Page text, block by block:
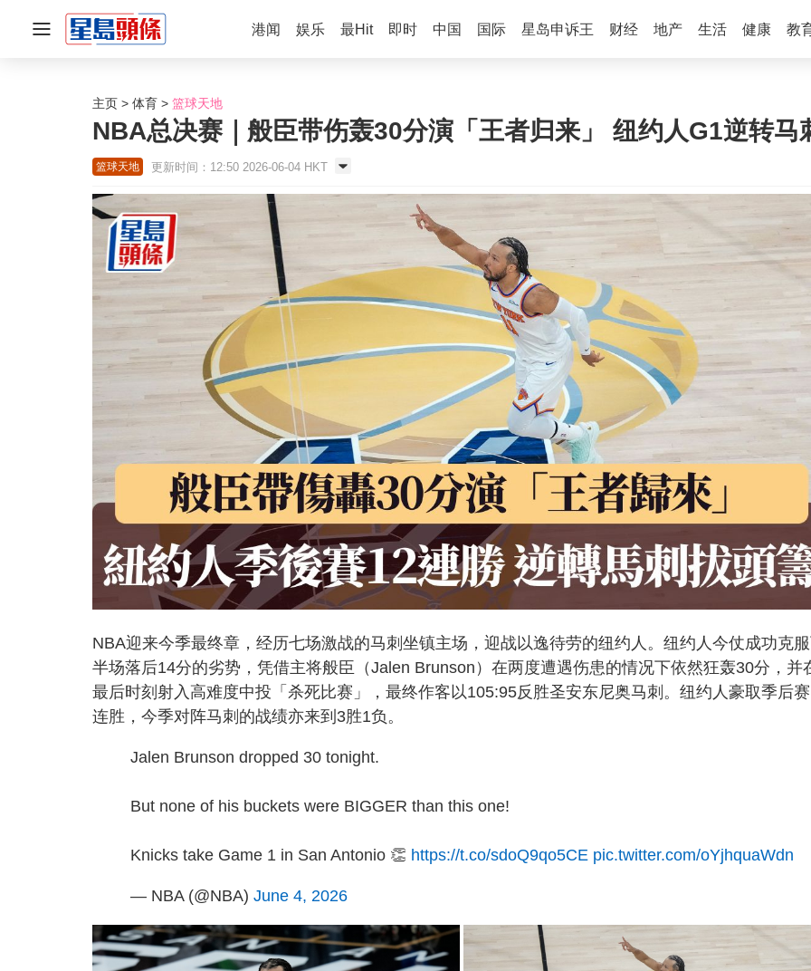
港闻 娱乐 最Hit 即时 中国 国际 星岛申诉王 财经 地产 生活 健康 教
主页 体育 篮球天地
NBA总决赛｜般臣带伤轰30分演「王者归来」 纽约人G1逆转马
篮球天地 更新时间：12:50 2026-06-04 HKT
NBA迎来今季最终章，经历七场激战的马刺坐镇主场，迎战以逸待劳的纽约人。纽约人今仗成功克
半场落后14分的劣势，凭借主将般臣（Jalen Brunson）在两度遭遇伤患的情况下依然狂轰30分，并
最后时刻射入高难度中投「杀死比赛」，最终作客以105:95反胜圣安东尼奥马刺。纽约人豪取季后
连胜，今季对阵马刺的战绩亦来到3胜1负。
Jalen Brunson dropped 30 tonight.
But none of his buckets were BIGGER than this one!
Knicks take Game 1 in San Antonio 👏 https://t.co/sdoQ9qo5CE pic.twitter.com/oYjhquaWdn
— NBA (@NBA) June 4, 2026